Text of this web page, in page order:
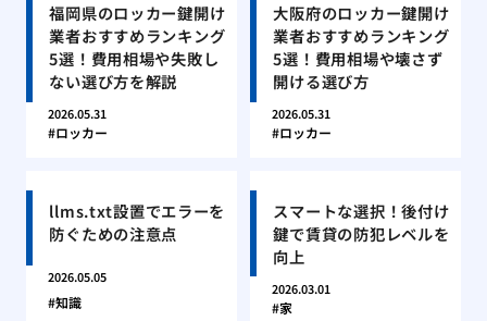
福岡県のロッカー鍵開け
業者おすすめランキング
5選！費用相場や失敗し
ない選び方を解説
2026.05.31
ロッカー
大阪府のロッカー鍵開け
業者おすすめランキング
5選！費用相場や壊さず
開ける選び方
2026.05.31
ロッカー
llms.txt設置でエラーを
防ぐための注意点
2026.05.05
知識
スマートな選択！後付け
鍵で賃貸の防犯レベルを
向上
2026.03.01
家